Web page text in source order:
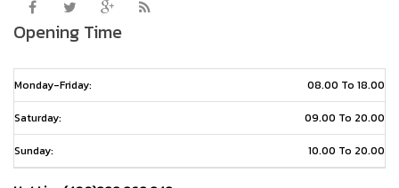
Opening Time
Monday-Friday: 08.00 To 18.00
Saturday: 09.00 To 20.00
Sunday: 10.00 To 20.00